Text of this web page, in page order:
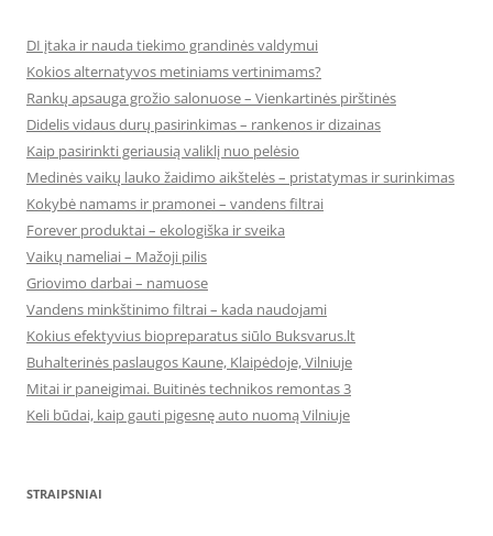
DI įtaka ir nauda tiekimo grandinės valdymui
Kokios alternatyvos metiniams vertinimams?
Rankų apsauga grožio salonuose – Vienkartinės pirštinės
Didelis vidaus durų pasirinkimas – rankenos ir dizainas
Kaip pasirinkti geriausią valiklį nuo pelėsio
Medinės vaikų lauko žaidimo aikštelės – pristatymas ir surinkimas
Kokybė namams ir pramonei – vandens filtrai
Forever produktai – ekologiška ir sveika
Vaikų nameliai – Mažoji pilis
Griovimo darbai – namuose
Vandens minkštinimo filtrai – kada naudojami
Kokius efektyvius biopreparatus siūlo Buksvarus.lt
Buhalterinės paslaugos Kaune, Klaipėdoje, Vilniuje
Mitai ir paneigimai. Buitinės technikos remontas 3
Keli būdai, kaip gauti pigesnę auto nuomą Vilniuje
STRAIPSNIAI